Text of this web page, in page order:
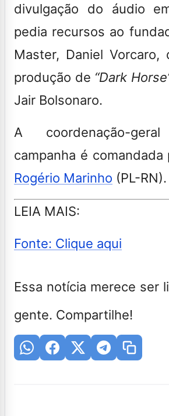
divulgação do áudio
pedia recursos ao
Master, Daniel Vorcaro,
produção de “Dark
Jair Bolsonaro.
A coordenação-
campanha é
Rogério Marinho (PL-RN).
LEIA MAIS:
Fonte: Clique aqui
Essa notícia merece ser
gente. Compartilhe!